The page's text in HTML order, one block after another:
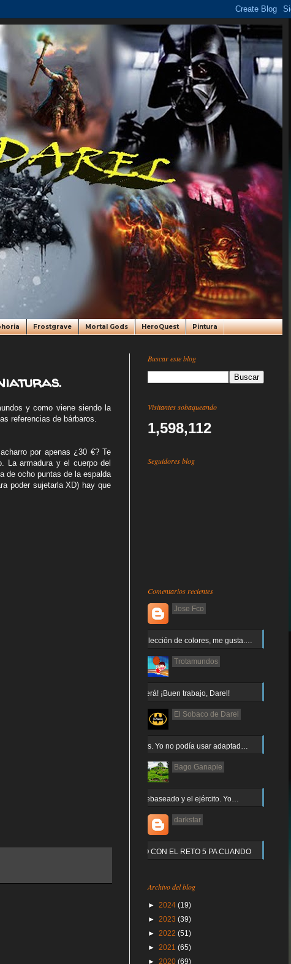
Frostgrave Mortal Gods HeroQuest Pintura
y como viene siendo la
referencias de bárbaros.
por apenas ¿30 €? Te
La armadura y el cuerpo del
de ocho puntas de la espalda
poder sujetarla XD) hay que
Buscar este blog
Visitantes sobaqueando
1,598,112
Seguidores blog
Comentarios recientes
Jose Fco
Muy buena elección de colores, me gusta.…
Trotamundos
¡Arnor no caerá! ¡Buen trabajo, Darel!
El Sobaco de Darel
Jajaja gracias. Yo no podía usar adaptad…
Bago Ganapie
Increíble el rebaseado y el ejército. Yo…
darkstar
Y QUE PASO CON EL RETO 5 PA CUANDO
Archivo del blog
► 2024 (19)
► 2023 (39)
► 2022 (51)
► 2021 (65)
► 2020 (69)